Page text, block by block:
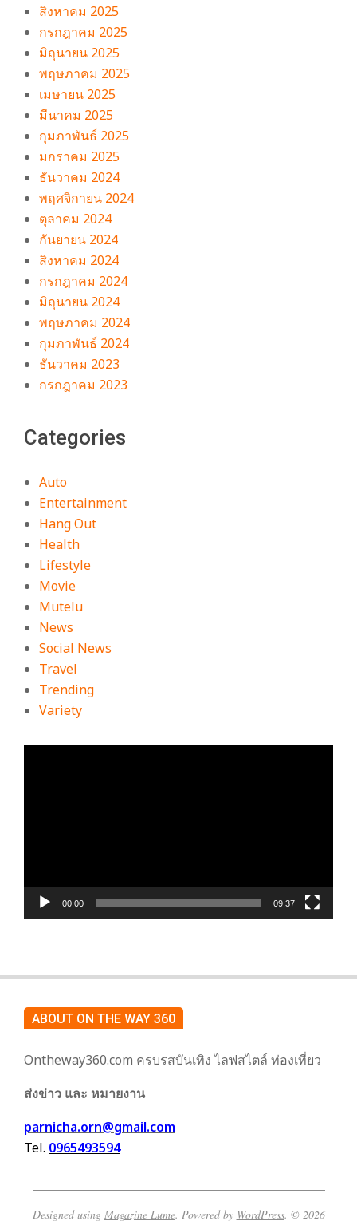
สิงหาคม 2025
กรกฎาคม 2025
มิถุนายน 2025
พฤษภาคม 2025
เมษายน 2025
มีนาคม 2025
กุมภาพันธ์ 2025
มกราคม 2025
ธันวาคม 2024
พฤศจิกายน 2024
ตุลาคม 2024
กันยายน 2024
สิงหาคม 2024
กรกฎาคม 2024
มิถุนายน 2024
พฤษภาคม 2024
กุมภาพันธ์ 2024
ธันวาคม 2023
กรกฎาคม 2023
Categories
Auto
Entertainment
Hang Out
Health
Lifestyle
Movie
Mutelu
News
Social News
Travel
Trending
Variety
00:00 09:37
ABOUT ON THE WAY 360
Ontheway360.com ครบรสบันเทิง ไลฟสไตล์ ท่องเที่ยว
ส่งข่าว และ หมายงาน
parnicha.orn@gmail.com
Tel. 0965493594
Designed using Magazine Lume. Powered by WordPress. © 2026